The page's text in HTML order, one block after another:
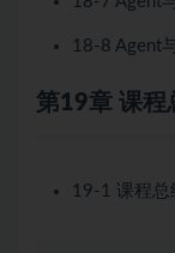
18-8 Agent
第19章 课程
19-1 课程总